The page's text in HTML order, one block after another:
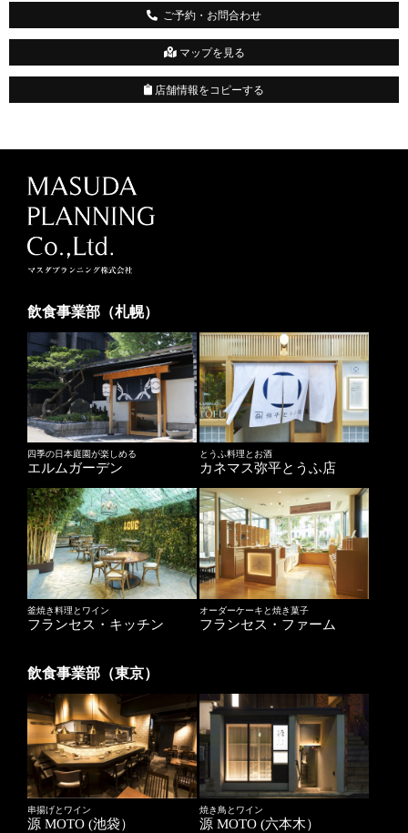
ご予約・お問合わせ
マップを見る
店舗情報をコピーする
飲食事業部（札幌）
四季の日本庭園が楽しめる
エルムガーデン
とうふ料理とお酒
カネマス弥平とうふ店
釜焼き料理とワイン
フランセス・キッチン
オーダーケーキと焼き菓子
フランセス・ファーム
飲食事業部（東京）
串揚げとワイン
源 MOTO (池袋）
焼き鳥とワイン
源 MOTO (六本木）